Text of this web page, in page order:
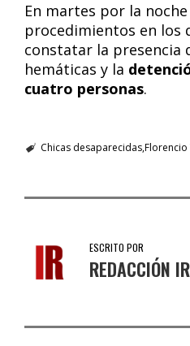
En martes por la
procedimientos en los
constatar la presencia
hemáticas y la
cuatro personas.
Chicas desaparecidasFlorencio
ESCRITO POR
REDACCIÓN IR